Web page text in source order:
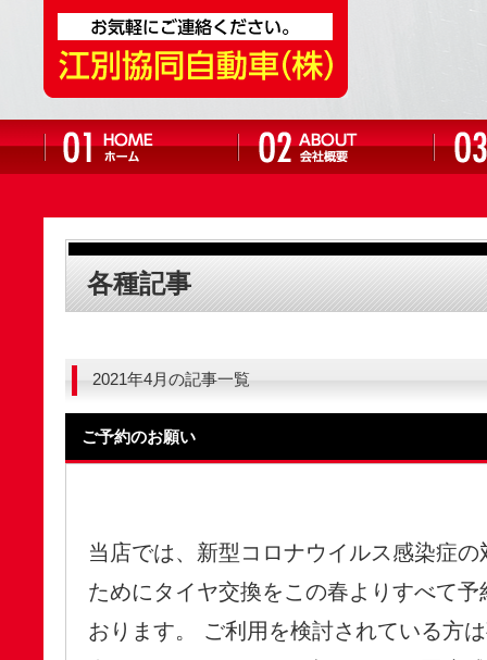
各種記事
2021年4月の記事一覧
ご予約のお願い
当店では、新型コロナウイルス感染症
ためにタイヤ交換をこの春よりすべて
おります。 ご利用を検討されている方